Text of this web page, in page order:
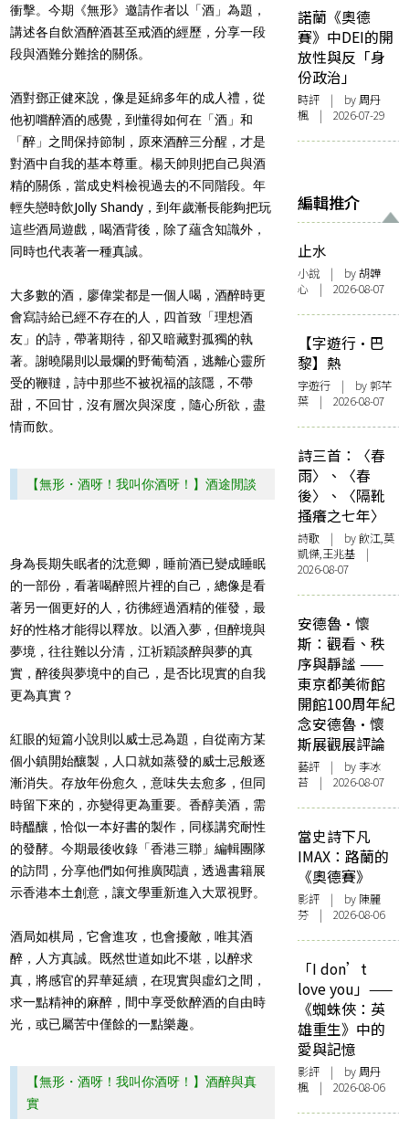
衝擊。今期《無形》邀請作者以「酒」為題，
講述各自飲酒醉酒甚至戒酒的經歷，分享一段
段與酒難分難捨的關係。
酒對鄧正健來說，像是延綿多年的成人禮，從
他初嚐醉酒的感覺，到懂得如何在「酒」和
「醉」之間保持節制，原來酒醉三分醒，才是
對酒中自我的基本尊重。楊天帥則把自己與酒
精的關係，當成史料檢視過去的不同階段。年
輕失戀時飲Jolly Shandy，到年歲漸長能夠把玩
這些酒局遊戲，喝酒背後，除了蘊含知識外，
同時也代表著一種真誠。
大多數的酒，廖偉棠都是一個人喝，酒醉時更
會寫詩給已經不存在的人，四首致「理想酒
友」的詩，帶著期待，卻又暗藏對孤獨的執
著。謝曉陽則以最爛的野葡萄酒，逃離心靈所
受的鞭韃，詩中那些不被祝福的該隱，不帶
甜，不回甘，沒有層次與深度，隨心所欲，盡
情而飲。
【無形・酒呀！我叫你酒呀！】酒途閒談
身為長期失眠者的沈意卿，睡前酒已變成睡眠
的一部份，看著喝醉照片裡的自己，總像是看
著另一個更好的人，彷彿經過酒精的催發，最
好的性格才能得以釋放。以酒入夢，但醉境與
夢境，往往難以分清，江祈穎談醉與夢的真
實，醉後與夢境中的自己，是否比現實的自我
更為真實？
紅眼的短篇小說則以威士忌為題，自從南方某
個小鎮開始釀製，人口就如蒸發的威士忌般逐
漸消失。存放年份愈久，意味失去愈多，但同
時留下來的，亦變得更為重要。香醇美酒，需
時醞釀，恰似一本好書的製作，同樣講究耐性
的發酵。今期最後收錄「香港三聯」編輯團隊
的訪問，分享他們如何推廣閱讀，透過書籍展
示香港本土創意，讓文學重新進入大眾視野。
酒局如棋局，它會進攻，也會擾敵，唯其酒
醉，人方真誠。既然世道如此不堪，以醉求
真，將感官的昇華延續，在現實與虛幻之間，
求一點精神的麻醉，間中享受飲醉酒的自由時
光，或已屬苦中僅餘的一點樂趣。
【無形・酒呀！我叫你酒呀！】酒醉與真
實
諾蘭《奧德
賽》中DEI的開
放性與反「身
份政治」
時評 | by周丹
楓 | 2026-07-29
編輯推介
止水
小說 | by 胡韡
心 | 2026-08-07
【字遊行·巴
黎】熱
字遊行 | by 郭芊
葉 | 2026-08-07
詩三首：〈春
雨〉、〈春
後〉、〈隔靴
搔癢之七年〉
詩歌 | by 飲江,莫
凱傑,王兆基 |
2026-08-07
安德魯·懷
斯：觀看、秩
序與靜謐 ——
東京都美術館
開館100周年紀
念安德魯·懷
斯展觀展評論
藝評 | by 李冰
苔 | 2026-08-07
當史詩下凡
IMAX：路蘭的
《奧德賽》
影評 | by 陳麗
芬 | 2026-08-06
「I don’t
love you」——
《蜘蛛俠：英
雄重生》中的
愛與記憶
影評 | by周丹
楓 | 2026-08-06